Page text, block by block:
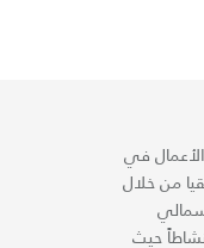
في
من خلال
حيث